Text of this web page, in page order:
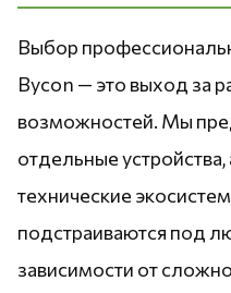
Выбор
Bycon — это выход за
возможностей. Мы
отдельные
технические
подстраиваются под
зависимости от